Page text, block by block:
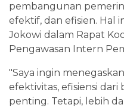
pembangunan
efektif, dan efisien. Hal
Jokowi dalam Rapat
Pengawasan Intern
"Saya ingin
efektivitas, efisiensi
penting. Tetapi, lebih